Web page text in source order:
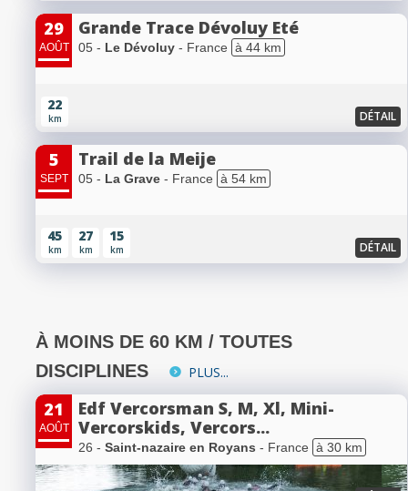
29
AOÛT
Grande Trace Dévoluy Eté
05 - Le Dévoluy - France à 44 km
22
km DÉTAIL
5
SEPT
Trail de la Meije
05 - La Grave - France à 54 km
45
km
27
km
15
km DÉTAIL
À MOINS DE 60 KM / TOUTES
DISCIPLINES
PLUS...
21
AOÛT
Edf Vercorsman S, M, Xl, Mini-
Vercorskids, Vercors...
26 - Saint-nazaire en Royans - France à 30 km